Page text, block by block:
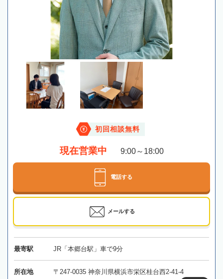
初回相談無料
現在営業中 9:00～18:00
電話する
メールする
最寄駅 JR「本郷台駅」車で9分
所在地 〒247-0035 神奈川県横浜市栄区桂台西2-41-4